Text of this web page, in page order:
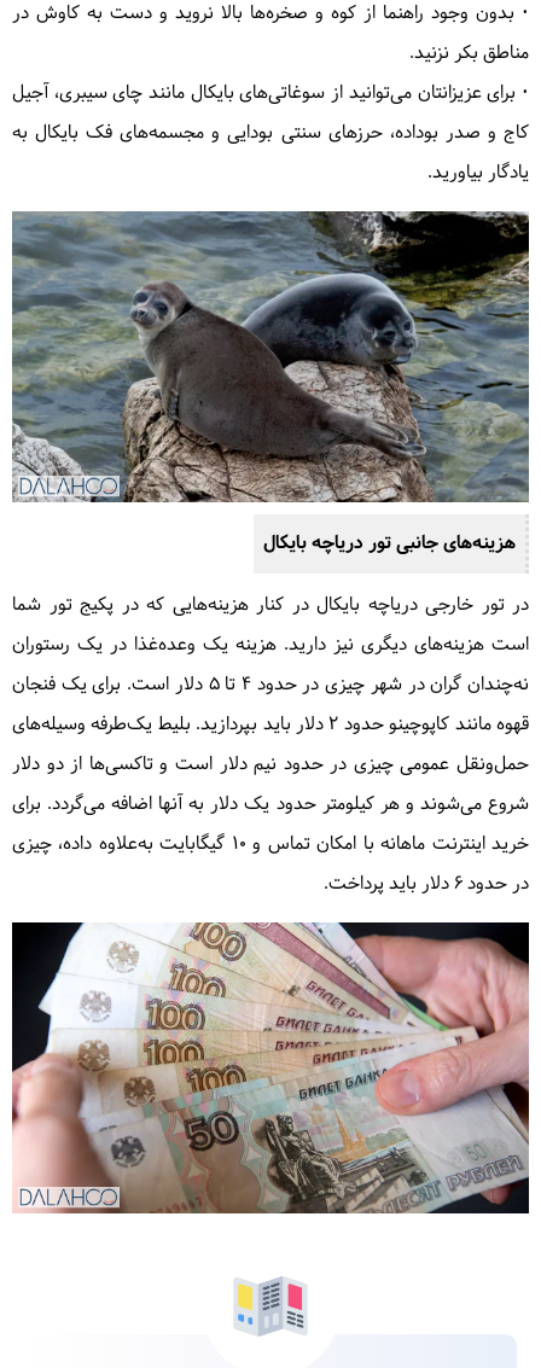
• بدون وجود راهنما از کوه و صخره‌ها بالا نروید و دست به کاوش در
مناطق بکر نزنید.
• برای عزیزانتان می‌توانید از سوغاتی‌های بایکال مانند چای سیبری، آجیل
کاج و صدر بوداده، حرزهای سنتی بودایی و مجسمه‌های فک بایکال به
یادگار بیاورید.
هزینه‌های جانبی تور دریاچه بایکال
در تور خارجی دریاچه بایکال در کنار هزینه‌هایی که در پکیج تور شما
است هزینه‌های دیگری نیز دارید. هزینه یک وعده‌غذا در یک رستوران
نه‌چندان گران در شهر چیزی در حدود ۴ تا ۵ دلار است. برای یک فنجان
قهوه مانند کاپوچینو حدود ۲ دلار باید بپردازید. بلیط یک‌طرفه وسیله‌های
حمل‌ونقل عمومی چیزی در حدود نیم دلار است و تاکسی‌ها از دو دلار
شروع می‌شوند و هر کیلومتر حدود یک دلار به آنها اضافه می‌گردد. برای
خرید اینترنت ماهانه با امکان تماس و ۱۰ گیگابایت به‌علاوه داده، چیزی
در حدود ۶ دلار باید پرداخت.